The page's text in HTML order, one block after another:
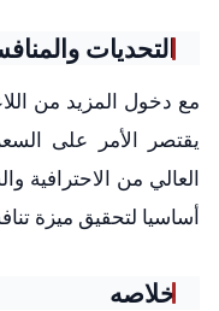
التحديات
مع دخول المزيد من
يقتصر الأمر على
أساسيا لتحقيق ميزة
خلاصه